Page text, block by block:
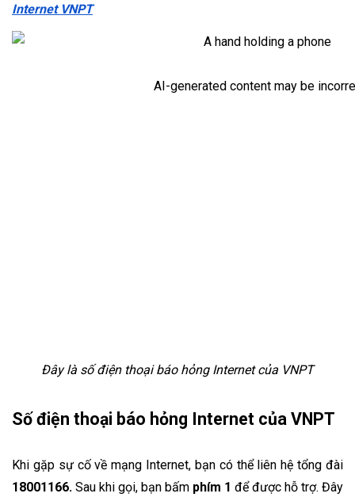
Internet VNPT
Đây là số điện thoại báo hỏng Internet của VNPT
Số điện thoại báo hỏng Internet của VNPT
18001166. Sau khi gọi, bạn bấm phím 1 để được hỗ trợ. Đây